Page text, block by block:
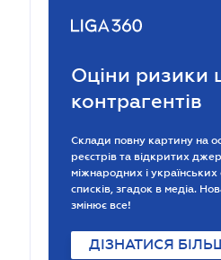
Оціни ризики
контрагентів
Склади повну картину на
реєстрів та відкритих
міжнародних і українських
списків, згадок в медіа.
змінює все!
ДІЗНАТИСЯ